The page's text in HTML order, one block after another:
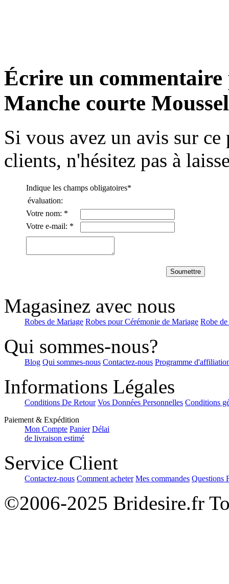
€151.79
Robe de bal Traîne mi-long...
€193.19
€160.99
Robe de bal Longueur ras du...
€193.19
Trapèze Mousseline polyest...
€146.27
Fourreau Col bateau Brosse ...
€103.95
Écrire un
Manche courte
Si vous avez un avis sur
clients, n'hésitez pas à
Indique les champs obligatoires*
évaluation:
Votre nom: *
Votre e-mail: *
Soumettre
Magasinez avec nous
Robes de Mariage Robes pour Cérémonie de Mariage Robe
Qui sommes-nous?
Blog Qui sommes-nous Contactez-nous Programme
Informations Légales
Conditions De Retour Vos Données Personnelles Conditions
Paiement & Expédition
Mon Compte Panier Délai
de livraison estimé
Service Client
Contactez-nous Comment acheter Mes commandes Questions
©2006-2025 Bridesire.fr